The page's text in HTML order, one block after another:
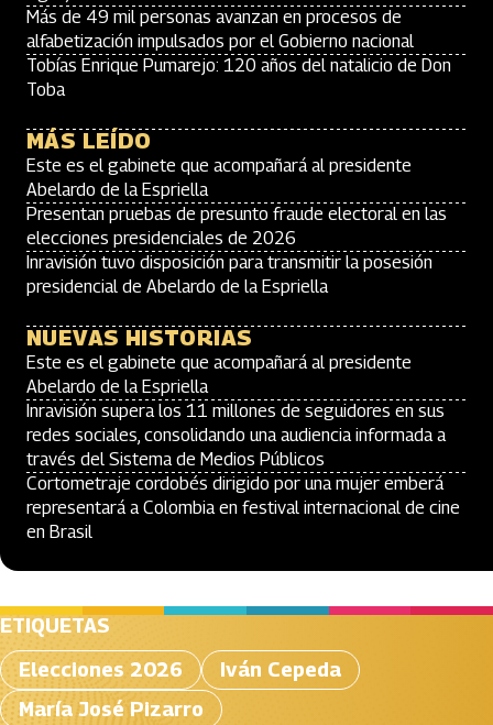
Más de 49 mil personas avanzan en procesos de
alfabetización impulsados por el Gobierno nacional
Tobías Enrique Pumarejo: 120 años del natalicio de Don
Toba
MÁS LEÍDO
Este es el gabinete que acompañará al presidente
Abelardo de la Espriella
Presentan pruebas de presunto fraude electoral en las
elecciones presidenciales de 2026
Inravisión tuvo disposición para transmitir la posesión
presidencial de Abelardo de la Espriella
NUEVAS HISTORIAS
Este es el gabinete que acompañará al presidente
Abelardo de la Espriella
Inravisión supera los 11 millones de seguidores en sus
redes sociales, consolidando una audiencia informada a
través del Sistema de Medios Públicos
Cortometraje cordobés dirigido por una mujer emberá
representará a Colombia en festival internacional de cine
en Brasil
ETIQUETAS
Elecciones 2026
Iván Cepeda
María José Pizarro